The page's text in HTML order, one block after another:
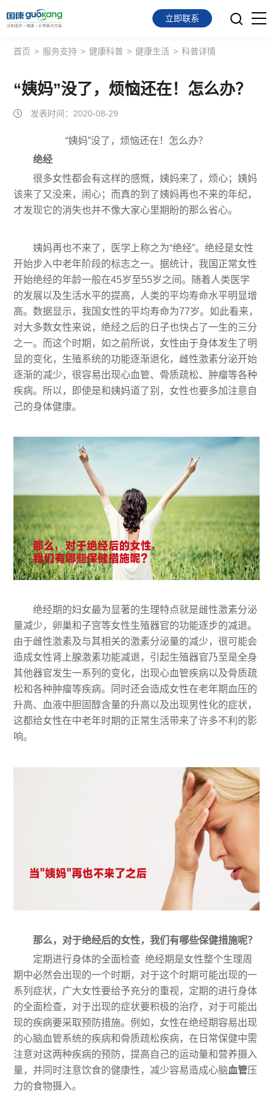
首页
面向会员
面向企业
关于我们
立即联系
首页 > 服务支持 > 健康科普 > 健康生活 > 科普详情
“姨妈”没了，烦恼还在！怎么办？
发表时间：2020-08-29
“姨妈”没了，烦恼还在！怎么办？
绝经
很多女性都会有这样的感慨，姨妈来了，烦心；姨妈
该来了又没来，闹心；而真的到了姨妈再也不来的年纪，
才发现它的消失也并不像大家心里期盼的那么省心。
姨妈再也不来了，医学上称之为“绝经”。绝经是女性
开始步入中老年阶段的标志之一。据统计，我国正常女性
开始绝经的年龄一般在45岁至55岁之间。随着人类医学
的发展以及生活水平的提高，人类的平均寿命水平明显增
高。数据显示，我国女性的平均寿命为77岁。如此看来，
对大多数女性来说，绝经之后的日子也快占了一生的三分
之一。而这个时期，如之前所说，女性由于身体发生了明
显的变化，生殖系统的功能逐渐退化，雌性激素分泌开始
逐渐的减少，很容易出现心血管、骨质疏松、肿瘤等各种
疾病。所以，即使是和姨妈道了别，女性也要多加注意自
己的身体健康。
绝经期的妇女最为显著的生理特点就是雌性激素分泌
量减少，卵巢和子宫等女性生殖器官的功能逐步的减退。
由于雌性激素及与其相关的激素分泌量的减少，很可能会
造成女性肾上腺激素功能减退，引起生殖器官乃至是全身
其他器官发生一系列的变化，出现心血管疾病以及骨质疏
松和各种肿瘤等疾病。同时还会造成女性在老年期血压的
升高、血液中胆固醇含量的升高以及出现男性化的症状，
这都给女性在中老年时期的正常生活带来了许多不利的影
响。
那么，对于绝经后的女性，我们有哪些保健措施呢？
定期进行身体的全面检查 绝经期是女性整个生理周
期中必然会出现的一个时期，对于这个时期可能出现的一
系列症状，广大女性要给予充分的重视，定期的进行身体
的全面检查，对于出现的症状要积极的治疗，对于可能出
现的疾病要采取预防措施。例如，女性在绝经期容易出现
的心脑血管系统的疾病和骨质疏松疾病，在日常保健中需
注意对这两种疾病的预防，提高自己的运动量和营养摄入
量，并同时注意饮食的健康性，减少容易造成心脑血管压
力的食物摄入。